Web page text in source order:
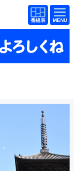
番組
表
番組
表
ブ
検索